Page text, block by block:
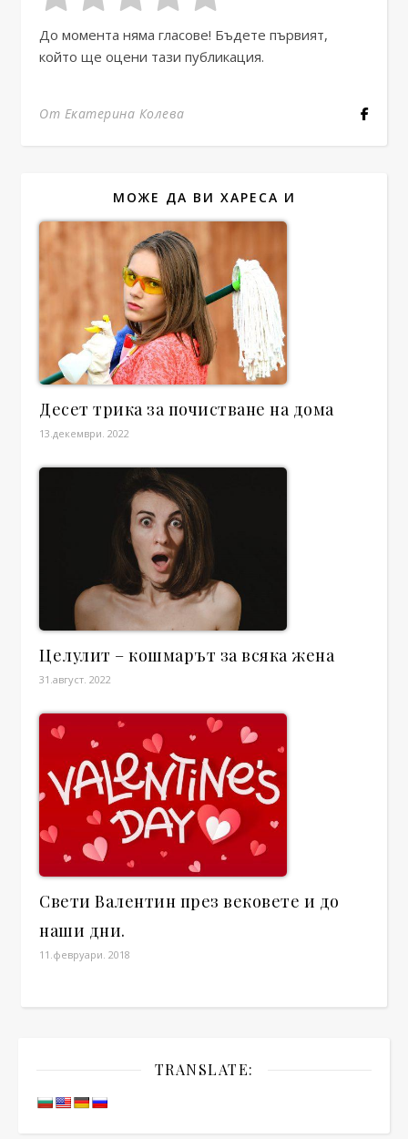
До момента няма гласове! Бъдете първият,
който ще оцени тази публикация.
От Екатерина Колева
МОЖЕ ДА ВИ ХАРЕСА И
Десет трика за почистване на дома
13.декември. 2022
Целулит – кошмарът за всяка жена
31.август. 2022
Свети Валентин през вековете и до
наши дни.
11.февруари. 2018
TRANSLATE: